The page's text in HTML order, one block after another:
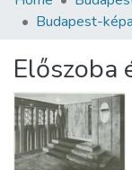
Statistics
About us
Budapest-
Előszoba